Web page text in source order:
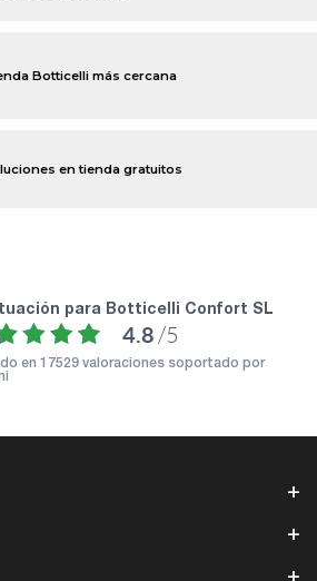
Botticelli más cercana
en tienda gratuitos
para Botticelli Confort SL
4.8 /5
en 17529 valoraciones soportado por